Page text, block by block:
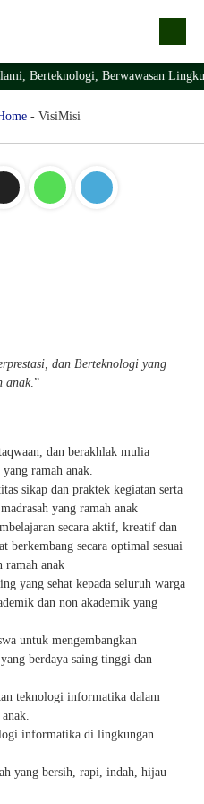
Berteknologi, Berwawasan
- VisiMisi
dan Berteknologi yang
anak.”
dan berakhlak mulia
ramah anak.
sikap dan praktek kegiatan serta
yang ramah anak
secara aktif, kreatif dan
berkembang secara optimal sesuai
ramah anak
yang sehat kepada seluruh warga
dan non akademik yang
untuk mengembangkan
berdaya saing tinggi dan
teknologi informatika dalam
informatika di lingkungan
yang bersih, rapi, indah, hijau